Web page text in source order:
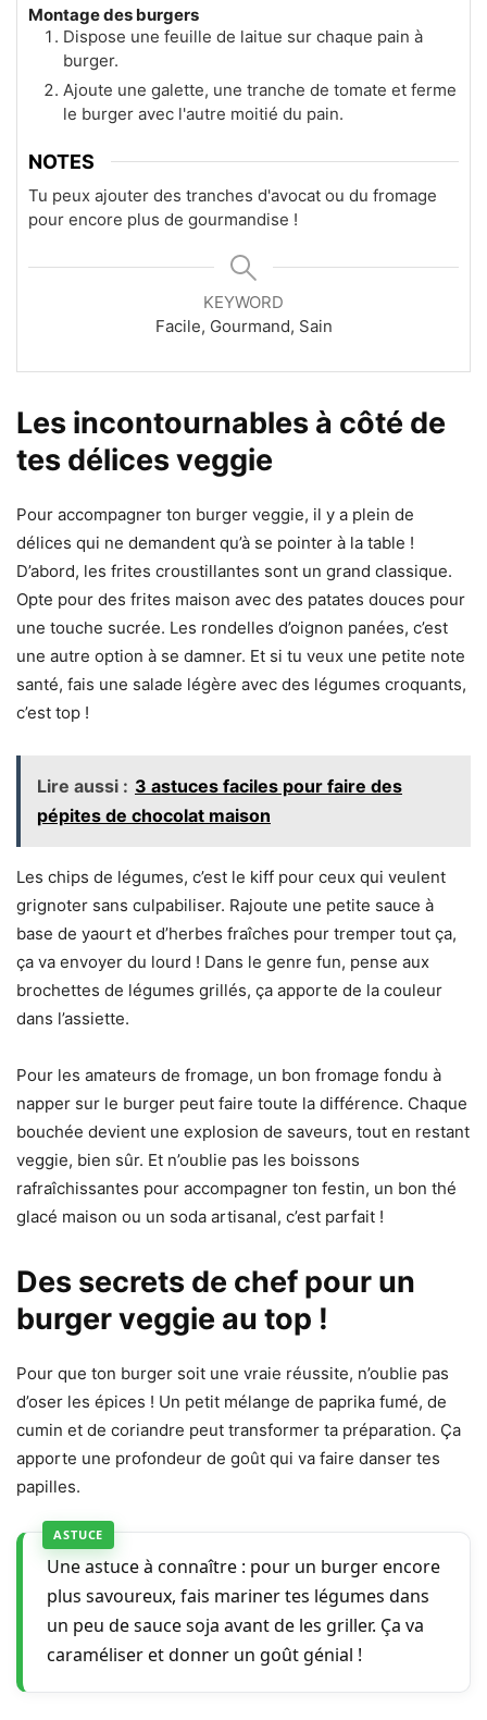
Montage des burgers
Dispose une feuille de laitue sur chaque pain à
burger.
Ajoute une galette, une tranche de tomate et ferme
le burger avec l'autre moitié du pain.
NOTES
Tu peux ajouter des tranches d'avocat ou du fromage
pour encore plus de gourmandise !
KEYWORD
Facile, Gourmand, Sain
Les incontournables à côté de
tes délices veggie
Pour accompagner ton burger veggie, il y a plein de
délices qui ne demandent qu’à se pointer à la table !
D’abord, les frites croustillantes sont un grand classique.
Opte pour des frites maison avec des patates douces pour
une touche sucrée. Les rondelles d’oignon panées, c’est
une autre option à se damner. Et si tu veux une petite note
santé, fais une salade légère avec des légumes croquants,
c’est top !
Lire aussi : 3 astuces faciles pour faire des
pépites de chocolat maison
Les chips de légumes, c’est le kiff pour ceux qui veulent
grignoter sans culpabiliser. Rajoute une petite sauce à
base de yaourt et d’herbes fraîches pour tremper tout ça,
ça va envoyer du lourd ! Dans le genre fun, pense aux
brochettes de légumes grillés, ça apporte de la couleur
dans l’assiette.
Pour les amateurs de fromage, un bon fromage fondu à
napper sur le burger peut faire toute la différence. Chaque
bouchée devient une explosion de saveurs, tout en restant
veggie, bien sûr. Et n’oublie pas les boissons
rafraîchissantes pour accompagner ton festin, un bon thé
glacé maison ou un soda artisanal, c’est parfait !
Des secrets de chef pour un
burger veggie au top !
Pour que ton burger soit une vraie réussite, n’oublie pas
d’oser les épices ! Un petit mélange de paprika fumé, de
cumin et de coriandre peut transformer ta préparation. Ça
apporte une profondeur de goût qui va faire danser tes
papilles.
Une astuce à connaître : pour un burger encore
plus savoureux, fais mariner tes légumes dans
un peu de sauce soja avant de les griller. Ça va
caraméliser et donner un goût génial !